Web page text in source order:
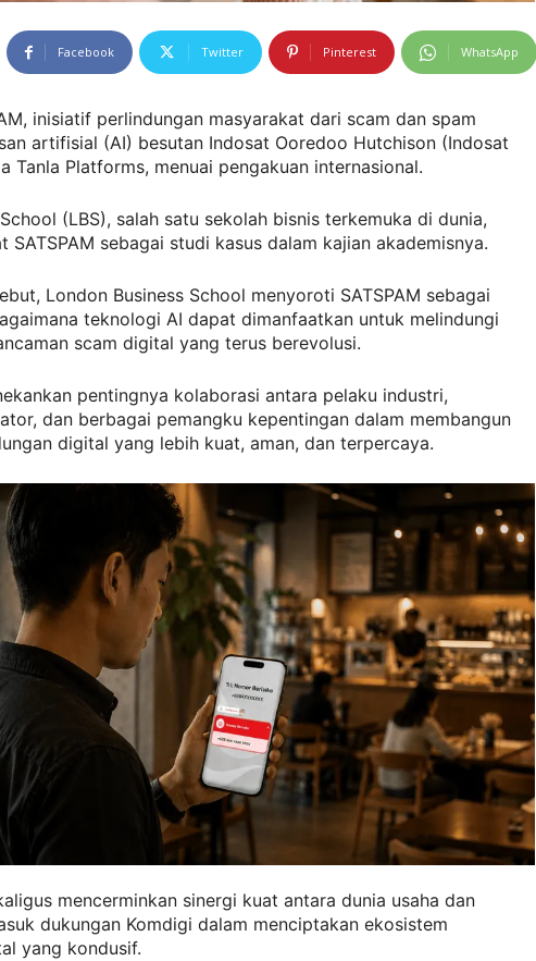
Facebook Twitter Pinterest WhatsApp
inisiatif perlindungan masyarakat dari scam dan spam
artifisial (AI) besutan Indosat Ooredoo Hutchison (Indosat
Tanla Platforms, menuai pengakuan internasional.
(LBS), salah satu sekolah bisnis terkemuka di dunia,
SATSPAM sebagai studi kasus dalam kajian akademisnya.
London Business School menyoroti SATSPAM sebagai
teknologi AI dapat dimanfaatkan untuk melindungi
scam digital yang terus berevolusi.
pentingnya kolaborasi antara pelaku industri,
dan berbagai pemangku kepentingan dalam membangun
digital yang lebih kuat, aman, dan terpercaya.
mencerminkan sinergi kuat antara dunia usaha dan
dukungan Komdigi dalam menciptakan ekosistem
yang kondusif.